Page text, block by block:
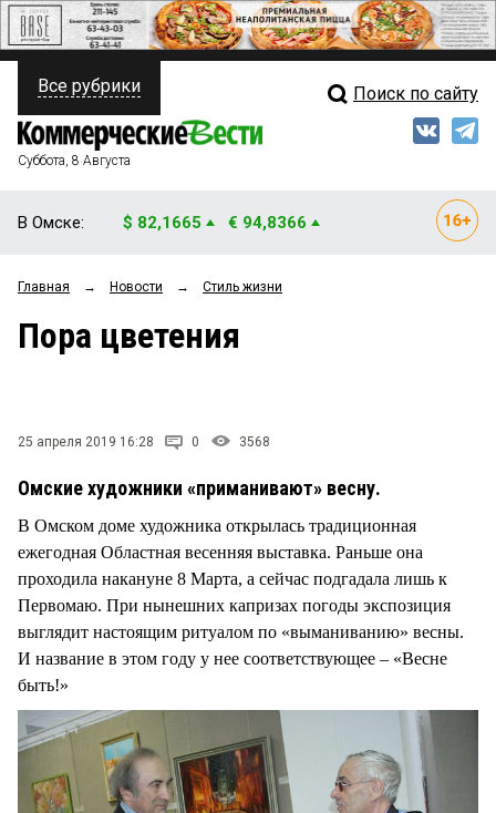
ПОЛИТИКА
ФИНАНСЫ
ОБЩЕСТВО
ЗАКОН
ПРОИСШЕСТВИЯ
СТИЛЬ ЖИЗНИ
Свежий выпуск
Все рубрики Поиск по сайту
Суббота, 8 Августа
В Омске: $ 82,1665 € 94,8366
Главная → Новости → Стиль жизни
Пора цветения
25 апреля 2019 16:28 0 3568
Омские художники «приманивают» весну.
В Омском доме художника открылась традиционная
ежегодная Областная весенняя выставка. Раньше она
проходила накануне 8 Марта, а сейчас подгадала лишь к
Первомаю. При нынешних капризах погоды экспозиция
выглядит настоящим ритуалом по «выманиванию» весны.
И название в этом году у нее соответствующее – «Весне
быть!»